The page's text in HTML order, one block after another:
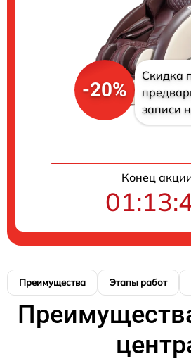
-20%
Скидка
записи
Конец
Преимущества Этапы работ